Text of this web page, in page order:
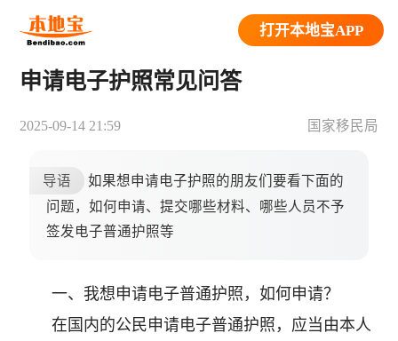
打开本地宝APP
申请电子护照常见问答
2025-09-14 21:59 国家移民局
导语
如果想申请电子护照的朋友们要看下面的
问题，如何申请、提交哪些材料、哪些人员不予
签发电子普通护照等
一、我想申请电子普通护照，如何申请？
在国内的公民申请电子普通护照，应当由本人